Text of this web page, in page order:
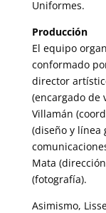
Uniformes.
Producción
El equipo
conformado
director
(encargado de
Villamán
(diseño y línea
Mata
(fotografía).
Asimismo,